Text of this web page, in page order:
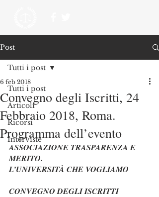
Post
Tutti i post
Articoli
Ricorsi
Interviste
Tutti i post
Convegno degli Iscritti, 24
Febbraio 2018, Roma.
Programma dell’evento
6 feb 2018
ASSOCIAZIONE TRASPARENZA E
MERITO.
L’UNIVERSITÀ CHE VOGLIAMO
CONVEGNO DEGLI ISCRITTI